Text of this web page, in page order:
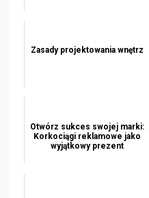
Zasady projektowania wnętrz
Otwórz sukces swojej marki:
Korkociągi reklamowe jako
wyjątkowy prezent